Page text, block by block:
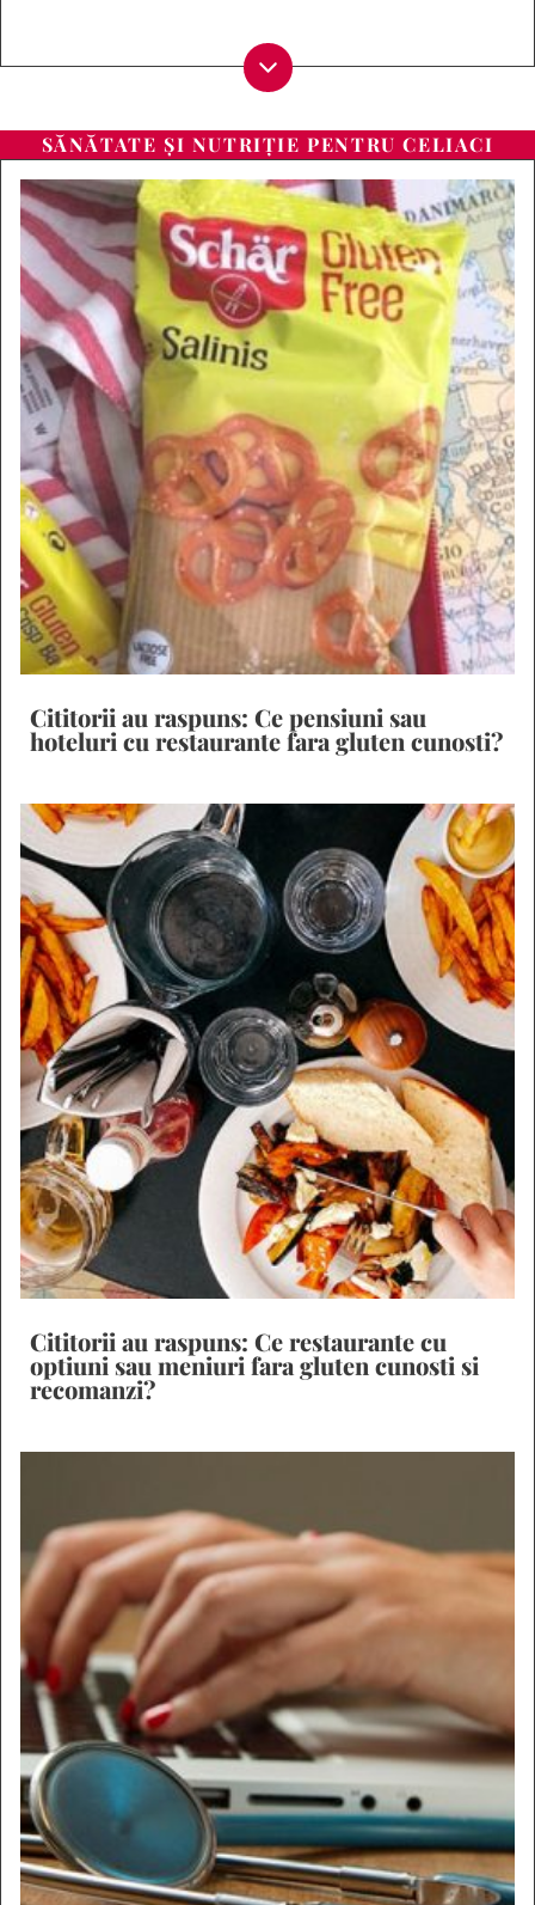
SĂNĂTATE ȘI NUTRIȚIE PENTRU CELIACI
Cititorii au raspuns: Ce pensiuni sau
hoteluri cu restaurante fara gluten cunosti?
Cititorii au raspuns: Ce restaurante cu
optiuni sau meniuri fara gluten cunosti si
recomanzi?